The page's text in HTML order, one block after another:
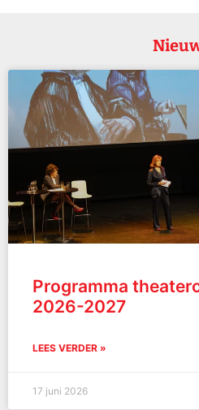
Programma
2026-2027
LEES VERDER »
17 juni 2026